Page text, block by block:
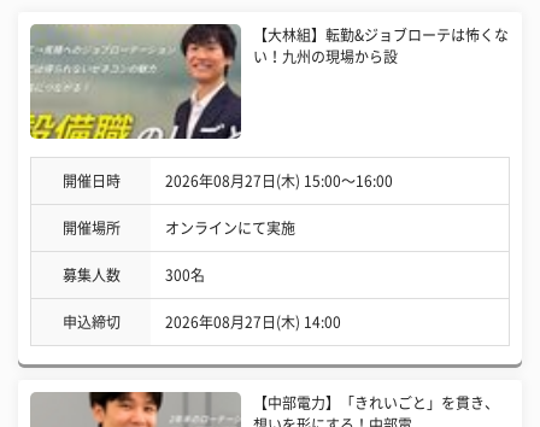
【大林組】転勤&ジョブローテは怖くな
い！九州の現場から設
開催日時 2026年08月27日(木) 15:00〜16:00
開催場所 オンラインにて実施
募集人数 300名
申込締切 2026年08月27日(木) 14:00
【中部電力】「きれいごと」を貫き、